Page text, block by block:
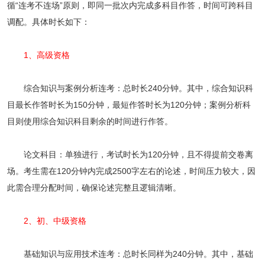
循“连考不连场”原则，即同一批次内完成多科目作答，时间可跨科目
调配。具体时长如下：
1、高级资格
综合知识与案例分析连考：总时长240分钟。其中，综合知识科
目最长作答时长为150分钟，最短作答时长为120分钟；案例分析科
目则使用综合知识科目剩余的时间进行作答。
论文科目：单独进行，考试时长为120分钟，且不得提前交卷离
场。考生需在120分钟内完成2500字左右的论述，时间压力较大，因
此需合理分配时间，确保论述完整且逻辑清晰。
2、初、中级资格
基础知识与应用技术连考：总时长同样为240分钟。其中，基础